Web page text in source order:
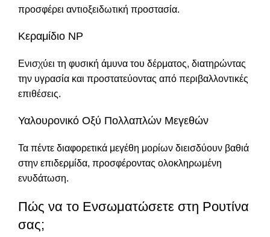
προσφέρει αντιοξειδωτική προστασία.
Κεραμίδιο NP
Ενισχύει τη φυσική άμυνα του δέρματος, διατηρώντας
την υγρασία και προστατεύοντας από περιβαλλοντικές
επιθέσεις.
Υαλουρονικό Οξύ Πολλαπλών Μεγεθών
Τα πέντε διαφορετικά μεγέθη μορίων διεισδύουν βαθιά
στην επιδερμίδα, προσφέροντας ολοκληρωμένη
ενυδάτωση.
Πώς να το Ενσωματώσετε στη Ρουτίνα
σας;